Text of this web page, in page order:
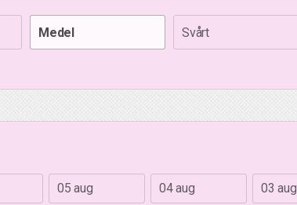
Medel Svårt
05 aug 04 aug 03 aug